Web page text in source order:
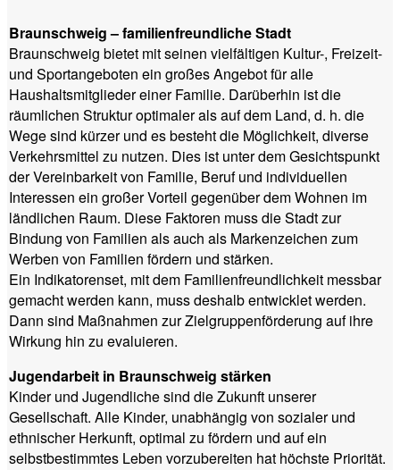
Braunschweig – familienfreundliche Stadt
Braunschweig bietet mit seinen vielfältigen Kultur-, Freizeit-
und Sportangeboten ein großes Angebot für alle
Haushaltsmitglieder einer Familie. Darüberhin ist die
räumlichen Struktur optimaler als auf dem Land, d. h. die
Wege sind kürzer und es besteht die Möglichkeit, diverse
Verkehrsmittel zu nutzen. Dies ist unter dem Gesichtspunkt
der Vereinbarkeit von Familie, Beruf und individuellen
Interessen ein großer Vorteil gegenüber dem Wohnen im
ländlichen Raum. Diese Faktoren muss die Stadt zur
Bindung von Familien als auch als Markenzeichen zum
Werben von Familien fördern und stärken.
Ein Indikatorenset, mit dem Familienfreundlichkeit messbar
gemacht werden kann, muss deshalb entwicklet werden.
Dann sind Maßnahmen zur Zielgruppenförderung auf ihre
Wirkung hin zu evaluieren.
Jugendarbeit in Braunschweig stärken
Kinder und Jugendliche sind die Zukunft unserer
Gesellschaft. Alle Kinder, unabhängig von sozialer und
ethnischer Herkunft, optimal zu fördern und auf ein
selbstbestimmtes Leben vorzubereiten hat höchste Priorität.